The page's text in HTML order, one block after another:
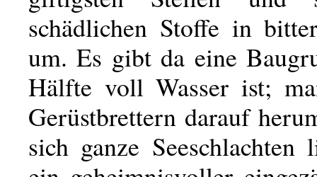
schädlichen Stoffe in
um. Es gibt da eine
Hälfte voll Wasser ist;
Gerüstbrettern darauf
sich ganze Seeschlachten